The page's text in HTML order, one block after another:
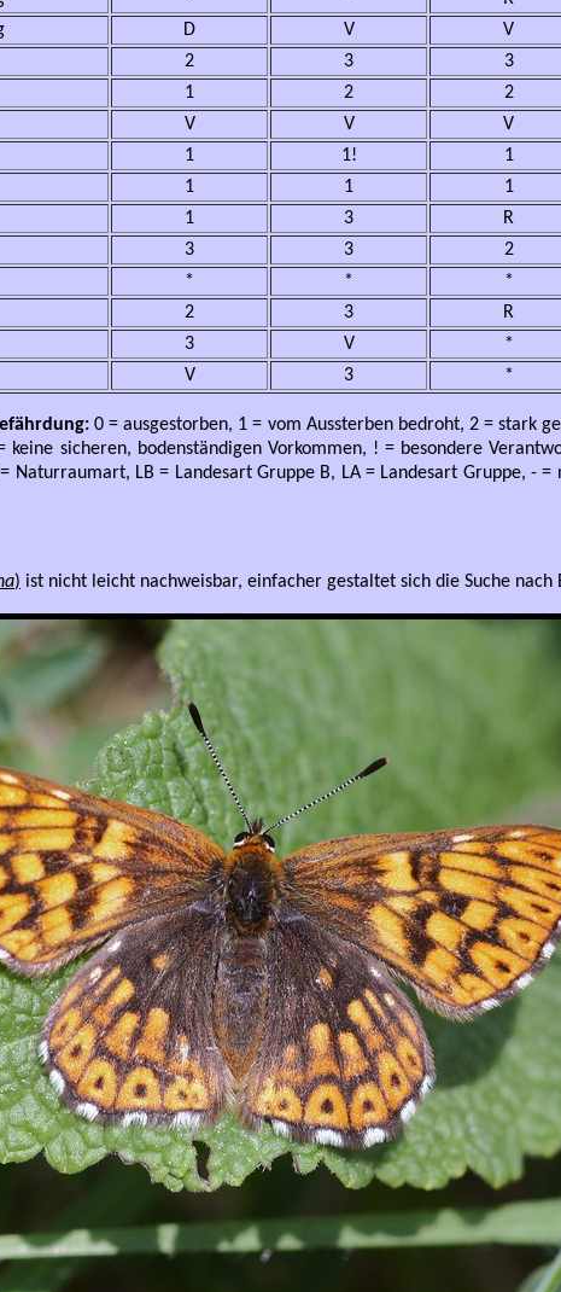
D V V
2 3 3
1 2 2
V V V
1 1! 1
1 1 1
1 3 R
3 3 2
* * *
2 3 R
3 V *
V 3 *
0 = ausgestorben, 1 = vom Aussterben bedroht, 2 = stark
sicheren, bodenständigen Vorkommen, ! = besondere
Naturraumart, LB = Landesart Gruppe B, LA = Landesart Gruppe, - =
) ist nicht leicht nachweisbar, einfacher gestaltet sich die Suche nach